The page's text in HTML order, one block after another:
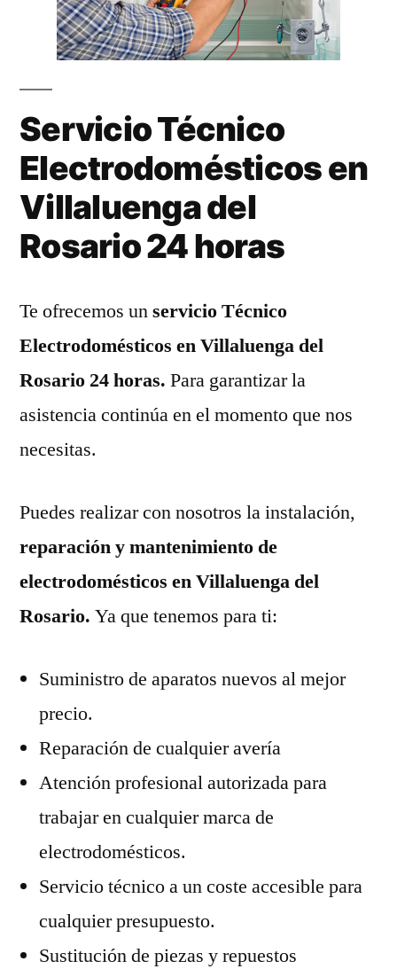
Servicio Técnico
Electrodomésticos en
Villaluenga del
Rosario 24 horas
Te ofrecemos unservicio Técnico
Electrodomésticos en Villaluenga del
Rosario 24 horas. Para garantizar la
asistencia continúa en el momento que nos
necesitas.
Puedes realizar con nosotros la instalación,
reparación y mantenimiento de
electrodomésticos en Villaluenga del
Rosario. Ya que tenemos para ti:
Suministro de aparatos nuevos al mejor
precio.
Reparación de cualquier avería
Atención profesional autorizada para
trabajar en cualquier marca de
electrodomésticos.
Servicio técnico a un coste accesible para
cualquier presupuesto.
Sustitución de piezas y repuestos